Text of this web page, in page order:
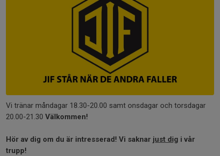
Vi tränar måndagar 18.30-20.00 samt onsdagar och torsdagar
20.00-21.30 Välkommen!
Hör av dig om du är intresserad! Vi saknar just dig i vår
trupp!